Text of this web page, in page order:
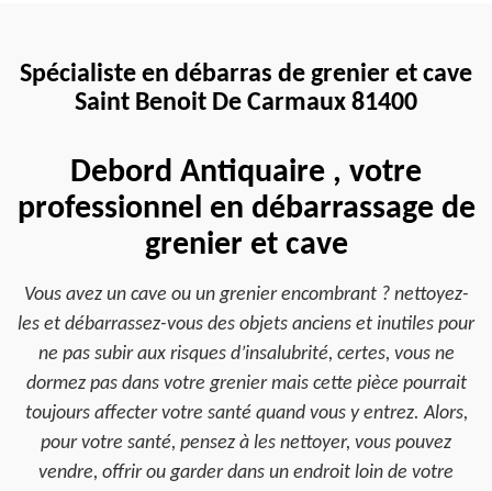
Spécialiste en débarras de grenier et cave
Saint Benoit De Carmaux 81400
Debord Antiquaire , votre
professionnel en débarrassage de
grenier et cave
Vous avez un cave ou un grenier encombrant ? nettoyez-
les et débarrassez-vous des objets anciens et inutiles pour
ne pas subir aux risques d’insalubrité, certes, vous ne
dormez pas dans votre grenier mais cette pièce pourrait
toujours affecter votre santé quand vous y entrez. Alors,
pour votre santé, pensez à les nettoyer, vous pouvez
vendre, offrir ou garder dans un endroit loin de votre